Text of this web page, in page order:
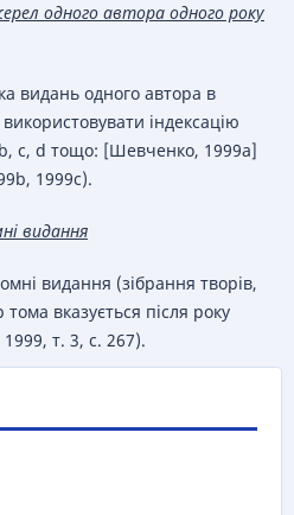
одного автора одного року
видань одного автора в
індексацію
c, d тощо: [Шевченко, 1999a]
1999c).
видання
видання (зібрання творів,
вказується після року
т. 3, с. 267).